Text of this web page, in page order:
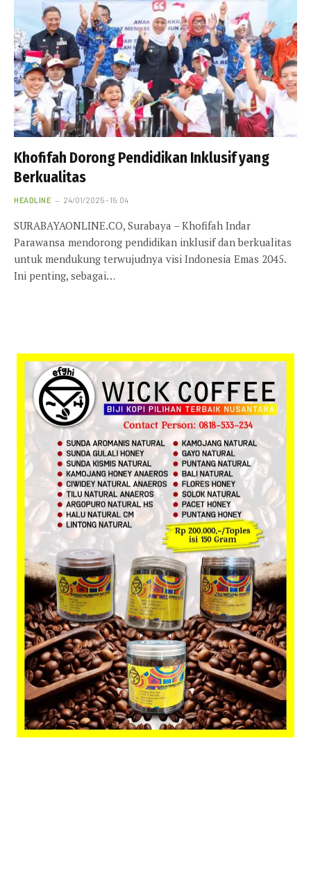
Khofifah Dorong Pendidikan Inklusif yang
Berkualitas
HEADLINE 24/01/2025 - 15:04
SURABAYAONLINE.CO, Surabaya – Khofifah Indar
Parawansa mendorong pendidikan inklusif dan berkualitas
untuk mendukung terwujudnya visi Indonesia Emas 2045.
Ini penting, sebagai…